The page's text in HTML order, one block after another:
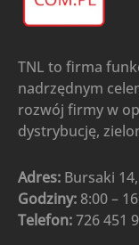
TNL to firma
nadrzędnym
rozwój firmy w
dystrybucję,
Adres: Bursaki
Godziny: 8:00 –
Telefon:726 451